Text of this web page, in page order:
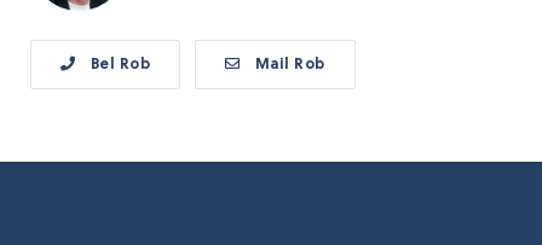
Bel Rob Mail Rob